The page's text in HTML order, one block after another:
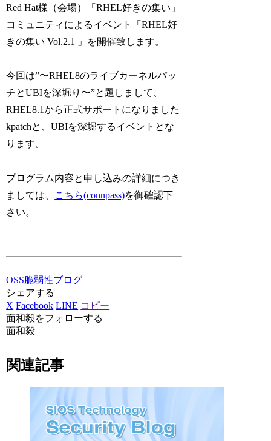
Red Hat様（会場）「RHEL好きの集い」
コミュニティによるイベント「RHEL好
きの集い Vol.2.1 」を開催致します。
今回は”〜RHEL8のライブカーネルパッ
チとUBIを深堀り〜”と題しまして、
RHEL8.1から正式サポートになりました
kpatchと、UBIを深堀するイベントとな
ります。
プログラム内容と申し込みの詳細につき
ましては、
こちら(connpass)を御確認下
さい。
OSS脆弱性ブログ
シェアする
X Facebook LINE コピー
面和毅をフォローする
面和毅
関連記事